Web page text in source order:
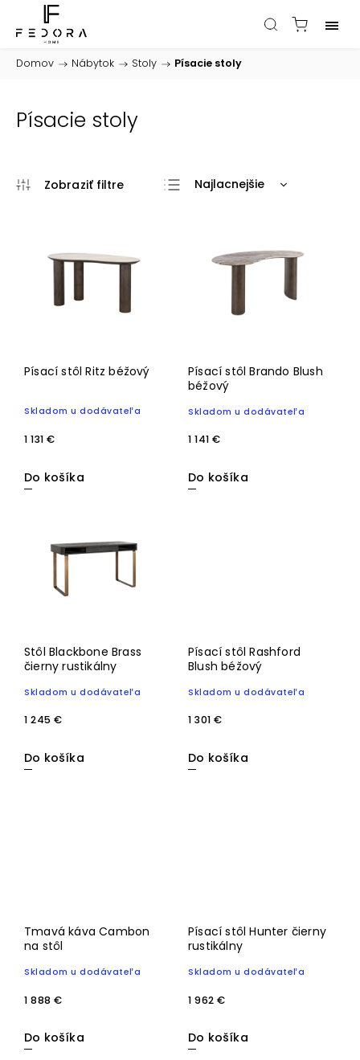
Domov / Nábytok / Stoly / Písacie stoly
Písacie stoly
Najlacnejšie
Abecedne
Písací stôl Ritz béžový
Skladom u dodávateľa
1 131 €
Do košíka
Písací stôl Brando Blush
béžový
Skladom u dodávateľa
1 141 €
Do košíka
Stôl Blackbone Brass
čierny rustikálny
Skladom u dodávateľa
1 245 €
Do košíka
Písací stôl Rashford
Blush béžový
Skladom u dodávateľa
1 301 €
Do košíka
Tmavá káva Cambon
na stôl
Skladom u dodávateľa
1 888 €
Do košíka
Písací stôl Hunter čierny
rustikálny
Skladom u dodávateľa
1 962 €
Do košíka